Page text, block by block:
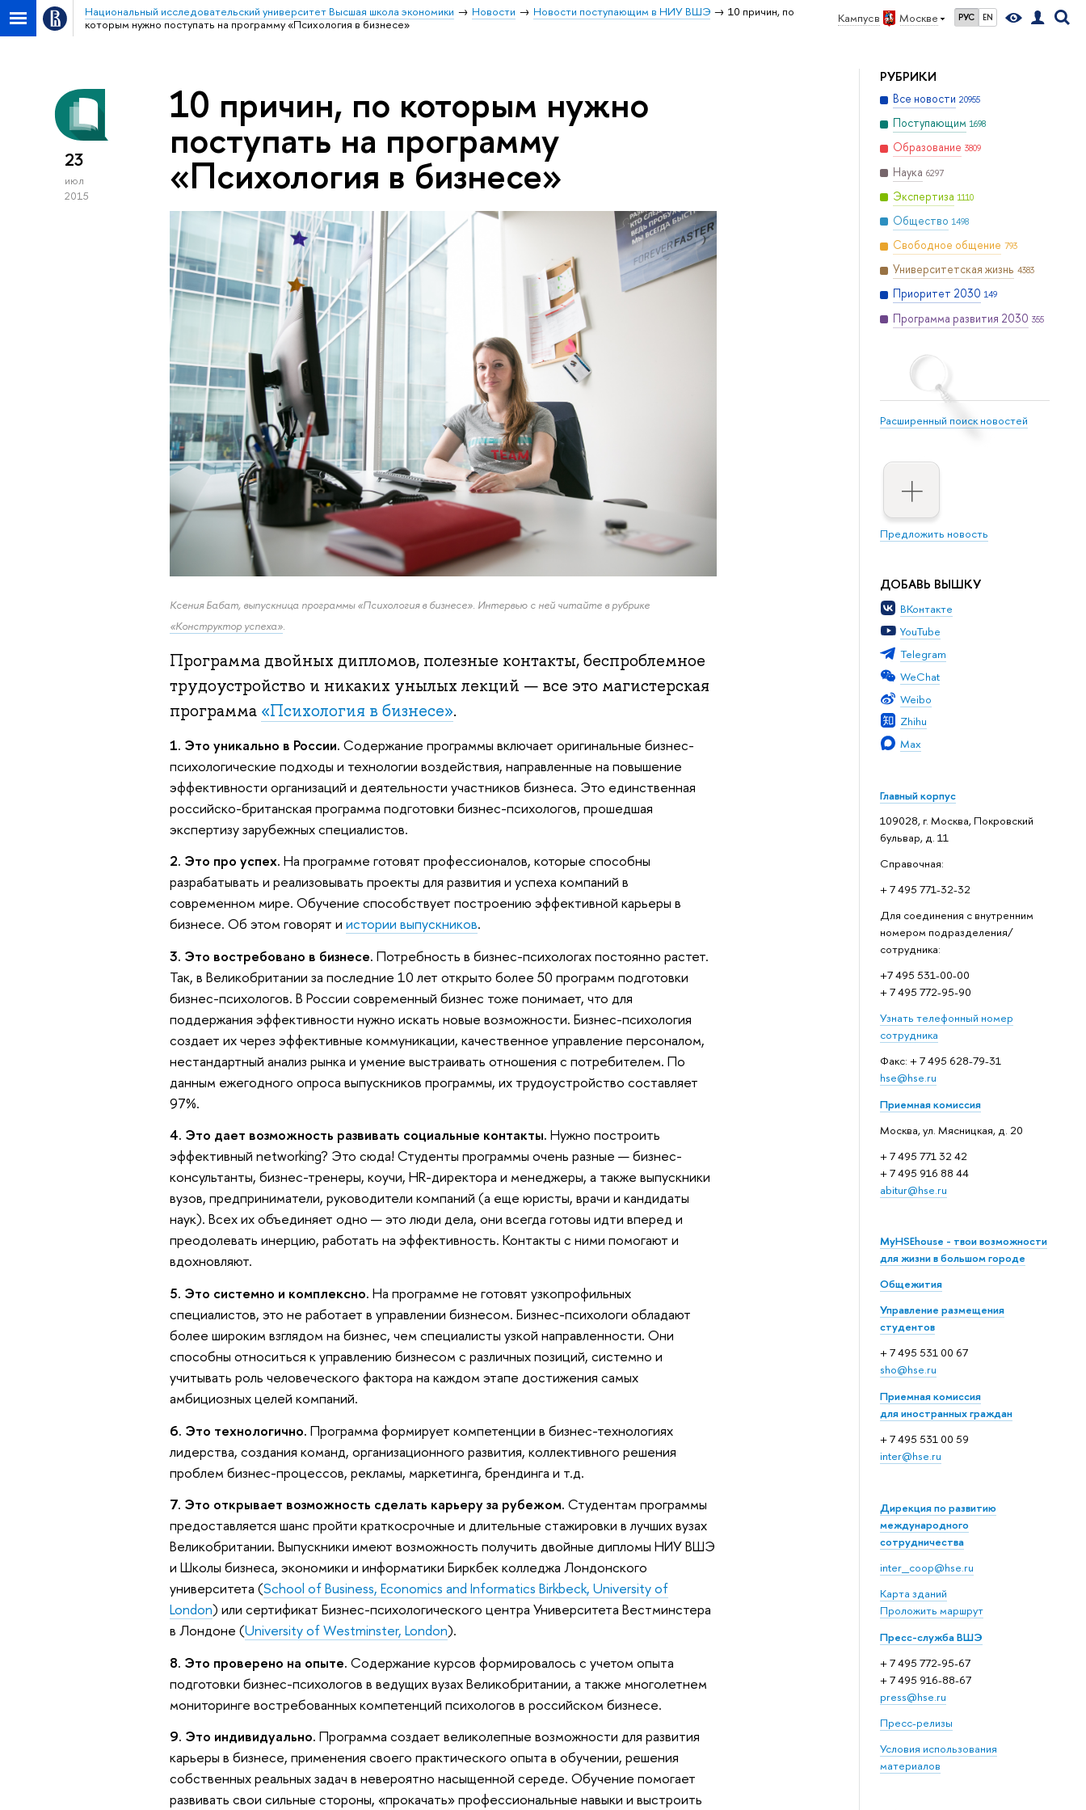
Кампус в Москве РУС EN
Национальный исследовательский университет Высшая школа экономики Новости Новости поступающим в НИУ ВШЭ
10 причин, по
которым нужно поступать на программу «Психология в бизнесе»
РУБРИКИ
Все новости 20955
Поступающим 1698
Образование 3809
Наука 6297
Экспертиза 1110
Общество 1498
Свободное общение 793
Университетская жизнь 4383
Приоритет 2030 149
Программа развития 2030 355
Расширенный поиск новостей
Предложить новость
ДОБАВЬ ВЫШКУ
ВКонтакте
YouTube
Telegram
WeChat
Weibo
Zhihu
Max
Главный корпус
109028, г. Москва, Покровский
бульвар, д. 11
Справочная:
+ 7 495 771-32-32
Для соединения с внутренним
номером подразделения/
сотрудника:
+7 495 531-00-00
+ 7 495 772-95-90
Узнать телефонный номер
сотрудника
Факс: + 7 495 628-79-31
hse@hse.ru
Приемная комиссия
Москва, ул. Мясницкая, д. 20
+ 7 495 771 32 42
+ 7 495 916 88 44
abitur@hse.ru
MyHSEhouse - твои возможности
для жизни в большом городе
Общежития
Управление размещения
студентов
+ 7 495 531 00 67
sho@hse.ru
Приемная комиссия
для иностранных граждан
+ 7 495 531 00 59
inter@hse.ru
Дирекция по развитию
международного
сотрудничества
inter_coop@hse.ru
Карта зданий
Проложить маршрут
Пресс-служба ВШЭ
+ 7 495 772-95-67
+ 7 495 916-88-67
press@hse.ru
Пресс-релизы
Условия использования
материалов
23
июл
2015
10 причин, по которым нужно
поступать на программу
«Психология в бизнесе»
Ксения Бабат, выпускница программы «Психология в бизнесе». Интервью с ней читайте в рубрике
«Конструктор успеха».
Программа двойных дипломов, полезные контакты, беспроблемное
трудоустройство и никаких унылых лекций — все это магистерская
программа «Психология в бизнесе».
1. Это уникально в России. Содержание программы включает оригинальные бизнес-
психологические подходы и технологии воздействия, направленные на повышение
эффективности организаций и деятельности участников бизнеса. Это единственная
российско-британская программа подготовки бизнес-психологов, прошедшая
экспертизу зарубежных специалистов.
2. Это про успех. На программе готовят профессионалов, которые способны
разрабатывать и реализовывать проекты для развития и успеха компаний в
современном мире. Обучение способствует построению эффективной карьеры в
бизнесе. Об этом говорят и истории выпускников.
3. Это востребовано в бизнесе. Потребность в бизнес-психологах постоянно растет.
Так, в Великобритании за последние 10 лет открыто более 50 программ подготовки
бизнес-психологов. В России современный бизнес тоже понимает, что для
поддержания эффективности нужно искать новые возможности. Бизнес-психология
создает их через эффективные коммуникации, качественное управление персоналом,
нестандартный анализ рынка и умение выстраивать отношения с потребителем. По
данным ежегодного опроса выпускников программы, их трудоустройство составляет
97%.
4. Это дает возможность развивать социальные контакты. Нужно построить
эффективный networking? Это сюда! Студенты программы очень разные — бизнес-
консультанты, бизнес-тренеры, коучи, HR-директора и менеджеры, а также выпускники
вузов, предприниматели, руководители компаний (а еще юристы, врачи и кандидаты
наук). Всех их объединяет одно — это люди дела, они всегда готовы идти вперед и
преодолевать инерцию, работать на эффективность. Контакты с ними помогают и
вдохновляют.
5. Это системно и комплексно. На программе не готовят узкопрофильных
специалистов, это не работает в управлении бизнесом. Бизнес-психологи обладают
более широким взглядом на бизнес, чем специалисты узкой направленности. Они
способны относиться к управлению бизнесом с различных позиций, системно и
учитывать роль человеческого фактора на каждом этапе достижения самых
амбициозных целей компаний.
6. Это технологично. Программа формирует компетенции в бизнес-технологиях
лидерства, создания команд, организационного развития, коллективного решения
проблем бизнес-процессов, рекламы, маркетинга, брендинга и т.д.
7. Это открывает возможность сделать карьеру за рубежом. Студентам программы
предоставляется шанс пройти краткосрочные и длительные стажировки в лучших вузах
Великобритании. Выпускники имеют возможность получить двойные дипломы НИУ ВШЭ
и Школы бизнеса, экономики и информатики Биркбек колледжа Лондонского
университета (School of Business, Economics and Informatics Birkbeck, University of
London) или сертификат Бизнес-психологического центра Университета Вестминстера
в Лондоне (University of Westminster, London).
8. Это проверено на опыте. Содержание курсов формировалось с учетом опыта
подготовки бизнес-психологов в ведущих вузах Великобритании, а также многолетнем
мониторинге востребованных компетенций психологов в российском бизнесе.
9. Это индивидуально. Программа создает великолепные возможности для развития
карьеры в бизнесе, применения своего практического опыта в обучении, решения
собственных реальных задач в невероятно насыщенной середе. Обучение помогает
развивать свои сильные стороны, «прокачать» профессиональные навыки и выстроить